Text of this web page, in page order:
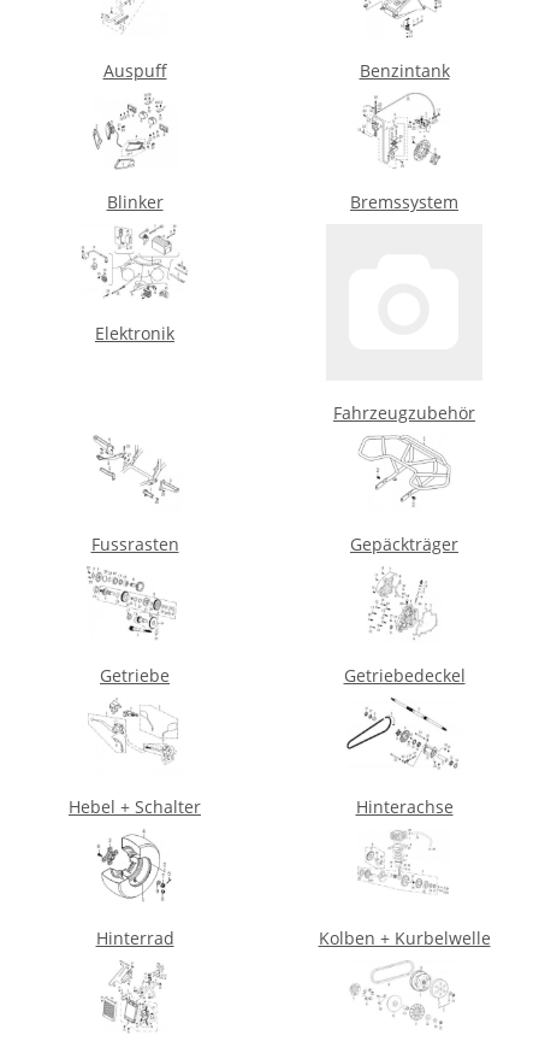
Auspuff Benzintank
Blinker Bremssystem
Elektronik
Fahrzeugzubehör
Fussrasten Gepäckträger
Getriebe Getriebedeckel
Hebel + Schalter Hinterachse
Hinterrad Kolben + Kurbelwelle